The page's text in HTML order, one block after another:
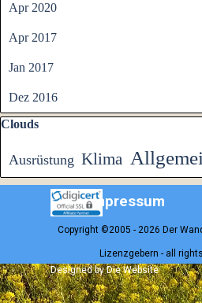
Apr 2020
Apr 2017
Jan 2017
Dez 2016
Block überspringen Clouds
Clouds
Ausrüstung Klima
Impressum
Designed by Die Website
Copyright ©2005 - 2026 Der
Lizenzgebern - all
Zurück zum Seiteninhalt